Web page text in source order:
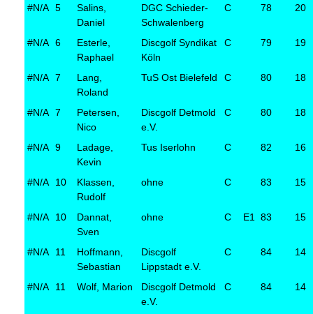
#N/A 5
Salins,
Daniel
DGC Schieder-
Schwalenberg
C 78 20
#N/A 6
Esterle,
Raphael
Discgolf Syndikat
Köln
C 79 19
#N/A 7
Lang,
Roland
TuS Ost Bielefeld C 80 18
#N/A 7
Petersen,
Nico
Discgolf Detmold
e.V.
C 80 18
#N/A 9
Ladage,
Kevin
Tus Iserlohn C 82 16
#N/A 10
Klassen,
Rudolf
ohne C 83 15
#N/A 10
Dannat,
Sven
ohne C E1 83 15
#N/A 11
Hoffmann,
Sebastian
Discgolf
Lippstadt e.V.
C 84 14
#N/A 11 Wolf, Marion
Discgolf Detmold
e.V.
C 84 14